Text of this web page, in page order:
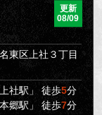
更新
08/09
東区上社３丁目
社駅」 徒歩5分
郷駅」 徒歩7分